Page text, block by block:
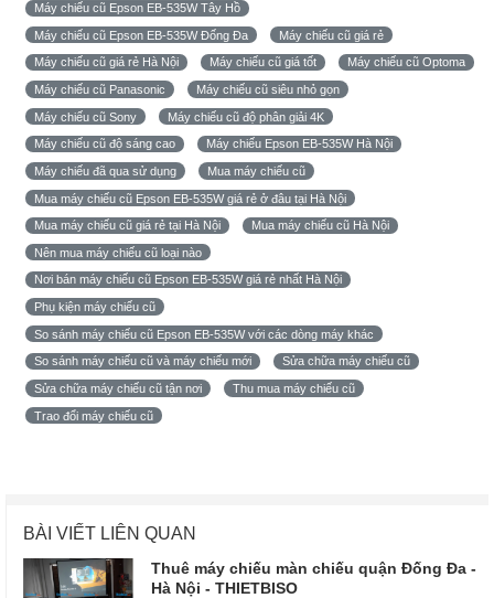
Máy chiếu cũ Epson EB-535W Tây Hồ
Máy chiếu cũ Epson EB-535W Đống Đa Máy chiếu cũ giá rẻ
Máy chiếu cũ giá rẻ Hà Nội Máy chiếu cũ giá tốt Máy chiếu cũ Optoma
Máy chiếu cũ Panasonic Máy chiếu cũ siêu nhỏ gọn
Máy chiếu cũ Sony Máy chiếu cũ độ phân giải 4K
Máy chiếu cũ độ sáng cao Máy chiếu Epson EB-535W Hà Nội
Máy chiếu đã qua sử dụng Mua máy chiếu cũ
Mua máy chiếu cũ Epson EB-535W giá rẻ ở đâu tại Hà Nội
Mua máy chiếu cũ giá rẻ tại Hà Nội Mua máy chiếu cũ Hà Nội
Nên mua máy chiếu cũ loại nào
Nơi bán máy chiếu cũ Epson EB-535W giá rẻ nhất Hà Nội
Phụ kiện máy chiếu cũ
So sánh máy chiếu cũ Epson EB-535W với các dòng máy khác
So sánh máy chiếu cũ và máy chiếu mới Sửa chữa máy chiếu cũ
Sửa chữa máy chiếu cũ tận nơi Thu mua máy chiếu cũ
Trao đổi máy chiếu cũ
BÀI VIẾT LIÊN QUAN
Thuê máy chiếu màn chiếu quận Đống Đa -
Hà Nội - THIETBISO